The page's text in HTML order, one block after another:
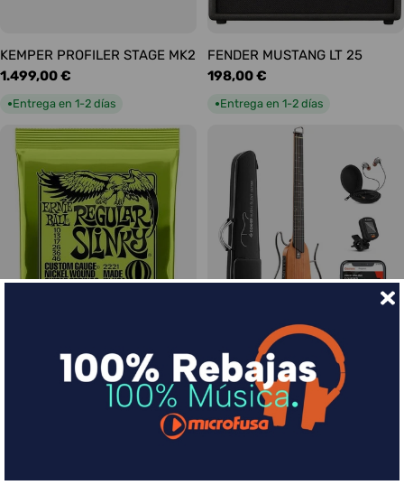
KEMPER PROFILER STAGE MK2
Precio
habitual
1.499,00 €
●Entrega en 1-2 días
FENDER MUSTANG LT 25
Precio
habitual
198,00 €
●Entrega en 1-2 días
Slinky Regular 10-46
DONNER HUSH-I Silent Guitar
Caoba
Precio
habitual
339,00 €
Entrega en 1-2 días